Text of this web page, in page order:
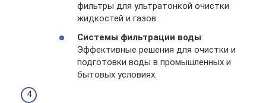
фильтры для ультратонкой очистки
жидкостей и газов.
Системы фильтрации воды:
Эффективные решения для очистки и
подготовки воды в промышленных и
бытовых условиях.